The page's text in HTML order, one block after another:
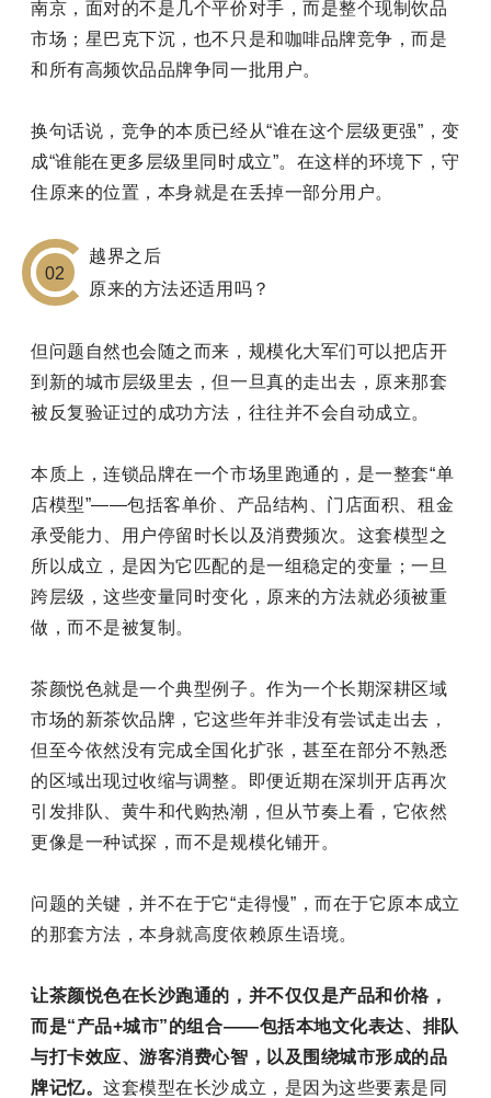
南京，面对的不是几个平价对手，而是整个现制饮品
市场；星巴克下沉，也不只是和咖啡品牌竞争，而是
和所有高频饮品品牌争同一批用户。
换句话说，竞争的本质已经从“谁在这个层级更强”，变
成“谁能在更多层级里同时成立”。在这样的环境下，守
住原来的位置，本身就是在丢掉一部分用户。
02
越界之后
原来的方法还适用吗？
但问题自然也会随之而来，规模化大军们可以把店开
到新的城市层级里去，但一旦真的走出去，原来那套
被反复验证过的成功方法，往往并不会自动成立。
本质上，连锁品牌在一个市场里跑通的，是一整套“单
店模型”——包括客单价、产品结构、门店面积、租金
承受能力、用户停留时长以及消费频次。这套模型之
所以成立，是因为它匹配的是一组稳定的变量；一旦
跨层级，这些变量同时变化，原来的方法就必须被重
做，而不是被复制。
茶颜悦色就是一个典型例子。作为一个长期深耕区域
市场的新茶饮品牌，它这些年并非没有尝试走出去，
但至今依然没有完成全国化扩张，甚至在部分不熟悉
的区域出现过收缩与调整。即便近期在深圳开店再次
引发排队、黄牛和代购热潮，但从节奏上看，它依然
更像是一种试探，而不是规模化铺开。
问题的关键，并不在于它“走得慢”，而在于它原本成立
的那套方法，本身就高度依赖原生语境。
让茶颜悦色在长沙跑通的，并不仅仅是产品和价格，
而是“产品+城市”的组合——包括本地文化表达、排队
与打卡效应、游客消费心智，以及围绕城市形成的品
牌记忆。这套模型在长沙成立，是因为这些要素是同